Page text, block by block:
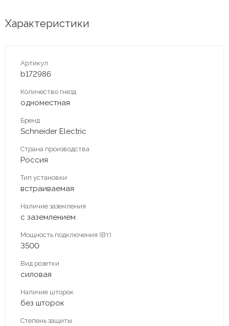
Характеристики
Артикул
b172986
Количество гнезд
одноместная
Бренд
Schneider Electric
Страна производства
Россия
Тип установки
встраиваемая
Наличие заземления
с заземлением
Мощность подключения (Вт)
3500
Вид розетки
силовая
Наличие шторок
без шторок
Степень защиты